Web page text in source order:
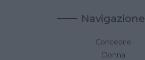
Navigazione
Concepire
Donna